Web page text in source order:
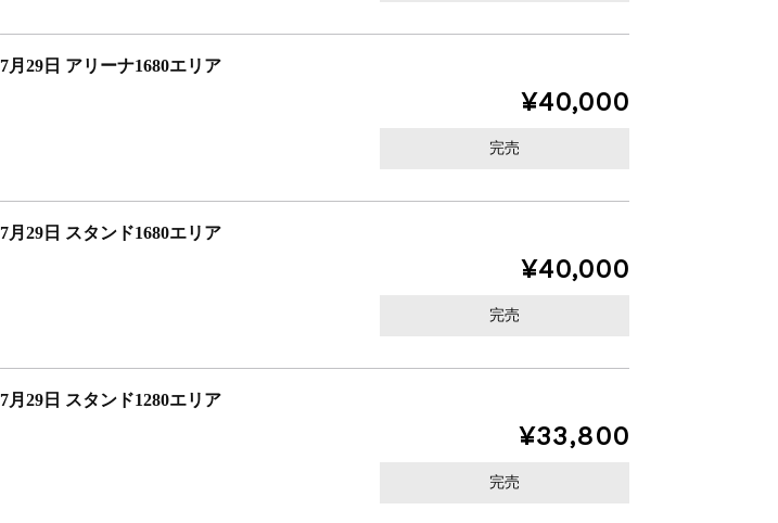
7月29日 アリーナ1680エリア
¥40,000
完売
7月29日 スタンド1680エリア
¥40,000
完売
7月29日 スタンド1280エリア
¥33,800
完売